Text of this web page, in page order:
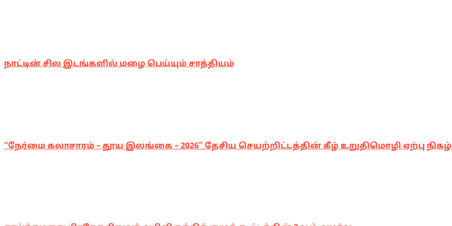
நாட்டின் சில இடங்களில் மழை பெய்யும் சாத்தியம்
“நேர்மை கலாசாரம் – தூய இலங்கை – 2026” தேசிய செயற்றிட்டத்தின் கீழ் உறுதிமொழி ஏற்பு